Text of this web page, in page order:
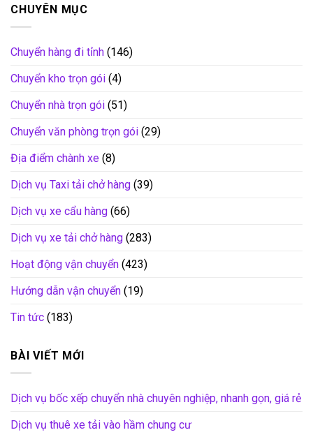
CHUYÊN MỤC
Chuyển hàng đi tỉnh (146)
Chuyển kho trọn gói (4)
Chuyển nhà trọn gói (51)
Chuyển văn phòng trọn gói (29)
Địa điểm chành xe (8)
Dịch vụ Taxi tải chở hàng (39)
Dịch vụ xe cẩu hàng (66)
Dịch vụ xe tải chở hàng (283)
Hoạt động vận chuyển (423)
Hướng dẫn vận chuyển (19)
Tin tức (183)
BÀI VIẾT MỚI
Dịch vụ bốc xếp chuyển nhà chuyên nghiệp, nhanh gọn, giá rẻ
Dịch vụ thuê xe tải vào hầm chung cư